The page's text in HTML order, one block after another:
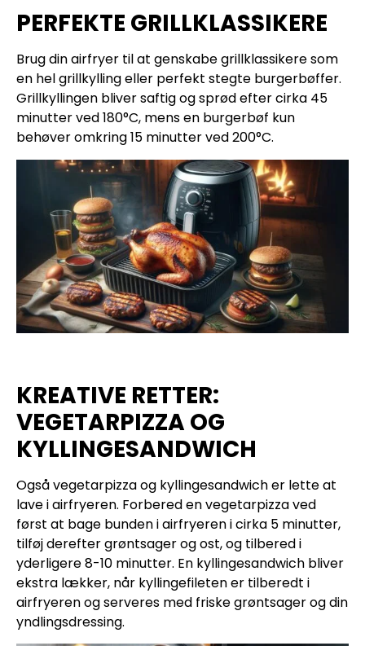
PERFEKTE GRILLKLASSIKERE
Brug din airfryer til at genskabe grillklassikere som
en hel grillkylling eller perfekt stegte burgerbøffer.
Grillkyllingen bliver saftig og sprød efter cirka 45
minutter ved 180°C, mens en burgerbøf kun
behøver omkring 15 minutter ved 200°C.
KREATIVE RETTER:
VEGETARPIZZA OG
KYLLINGESANDWICH
Også vegetarpizza og kyllingesandwich er lette at
lave i airfryeren. Forbered en vegetarpizza ved
først at bage bunden i airfryeren i cirka 5 minutter,
tilføj derefter grøntsager og ost, og tilbered i
yderligere 8-10 minutter. En kyllingesandwich bliver
ekstra lækker, når kyllingefileten er tilberedt i
airfryeren og serveres med friske grøntsager og din
yndlingsdressing.